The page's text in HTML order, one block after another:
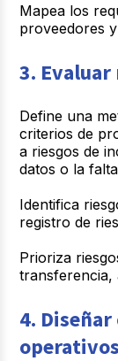
Mapea los
proveedores
3.
Define una
criterios de
a riesgos de
datos o la
Identifica
registro de
Prioriza
transferencia,
4.